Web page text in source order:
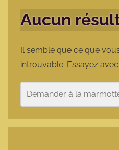
Aucun
Il semble que ce que
introuvable. Essayez